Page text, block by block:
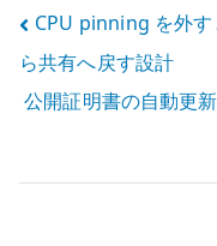
投
稿
ナ
ビ
CPU pinning を外
ら共有へ戻す設計
公開証明書の自動更